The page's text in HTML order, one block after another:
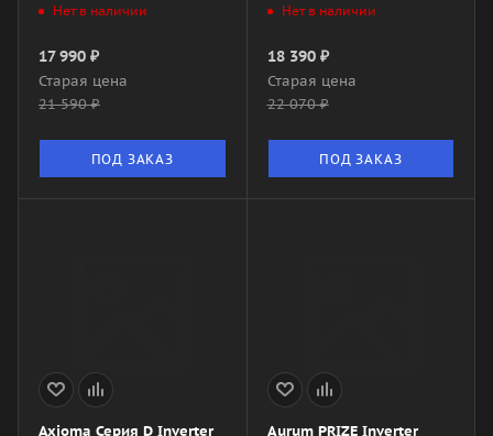
Нет в наличии
17 990 ₽
Старая цена
21 590₽
ПОД ЗАКАЗ
Нет в наличии
18 390₽
Старая цена
22 070₽
ПОД ЗАКАЗ
Axioma Серия D Inverter
Aurum PRIZE Inverter